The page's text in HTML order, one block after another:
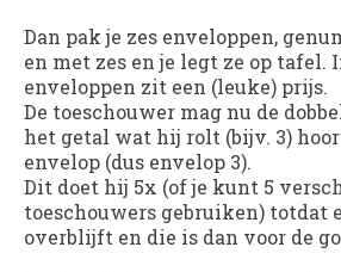
Dan pak je zes enveloppen,
en met zes en je legt ze op tafel.
enveloppen zit een (leuke) prijs.
De toeschouwer mag nu de
het getal wat hij rolt (bijv. 3)
envelop (dus envelop 3).
Dit doet hij 5x (of je kunt 5
toeschouwers gebruiken) totdat
overblijft en die is dan voor de